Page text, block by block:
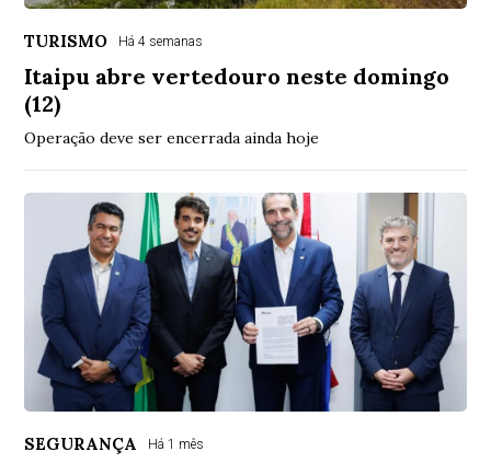
TURISMO Há 4 semanas
Itaipu abre vertedouro neste domingo
(12)
Operação deve ser encerrada ainda hoje
SEGURANÇA Há 1 mês